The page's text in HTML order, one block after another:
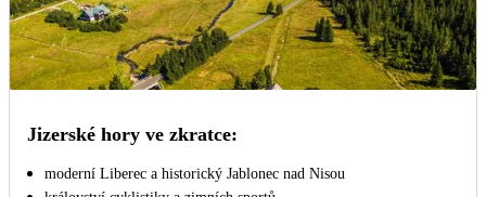
Jizerské hory ve zkratce:
moderní Liberec a historický Jablonec nad Nisou